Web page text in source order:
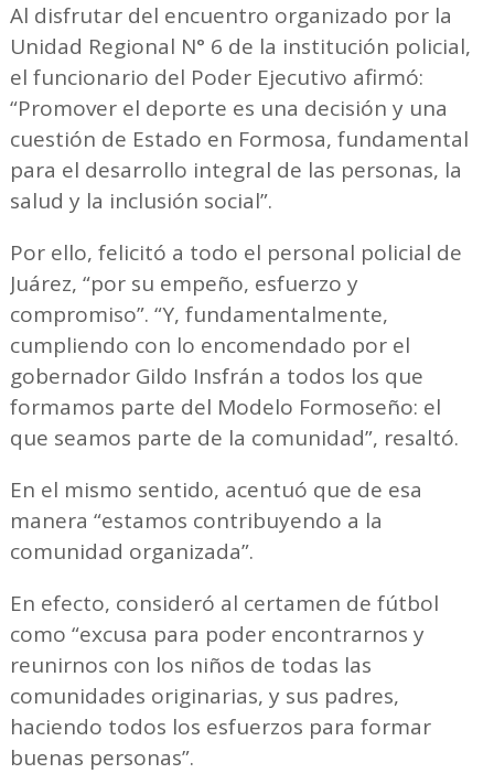
Al disfrutar del encuentro organizado por la
Unidad Regional N° 6 de la institución policial,
el funcionario del Poder Ejecutivo afirmó:
“Promover el deporte es una decisión y una
cuestión de Estado en Formosa, fundamental
para el desarrollo integral de las personas, la
salud y la inclusión social”.
Por ello, felicitó a todo el personal policial de
Juárez, “por su empeño, esfuerzo y
compromiso”. “Y, fundamentalmente,
cumpliendo con lo encomendado por el
gobernador Gildo Insfrán a todos los que
formamos parte del Modelo Formoseño: el
que seamos parte de la comunidad”, resaltó.
En el mismo sentido, acentuó que de esa
manera “estamos contribuyendo a la
comunidad organizada”.
En efecto, consideró al certamen de fútbol
como “excusa para poder encontrarnos y
reunirnos con los niños de todas las
comunidades originarias, y sus padres,
haciendo todos los esfuerzos para formar
buenas personas”.